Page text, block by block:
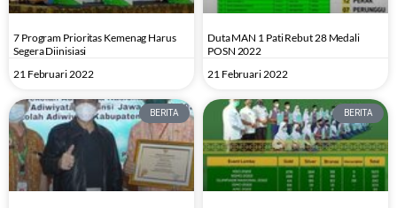
7 Program Prioritas Kemenag Harus
Segera Diinisiasi
21 Februari 2022
Duta MAN 1 Pati Rebut 28 Medali
POSN 2022
21 Februari 2022
BERITA BERITA